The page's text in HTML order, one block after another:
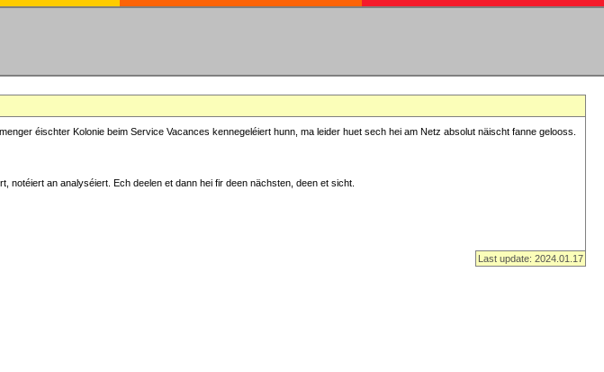
éischter Kolonie beim Service Vacances kennegeléiert hunn, ma leider huet sech hei am Netz absolut näischt fanne gelooss.
notéiert an analyséiert. Ech deelen et dann hei fir deen nächsten, deen et sicht.
Last update: 2024.01.17